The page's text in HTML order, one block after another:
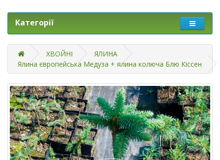
Категорії
ХВОЙНІ
ЯЛИНА
Ялина європейська Медуза + ялина колюча Блю Кіссен